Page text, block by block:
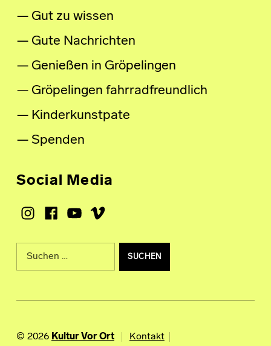
Gut zu wissen
Gute Nachrichten
Genießen in Gröpelingen
Gröpelingen fahrradfreundlich
Kinderkunstpate
Spenden
Social Media
Instagram
Facebook
Youtube
Vimeo
Suche nach:
© 2026 Kultur Vor Ort Kontakt